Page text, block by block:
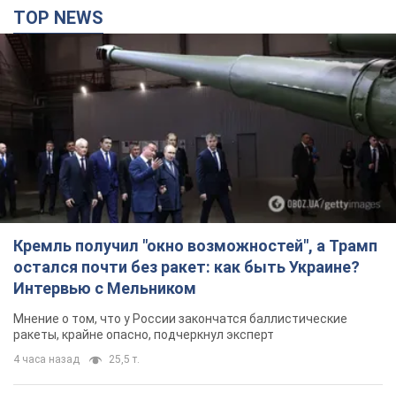
TOP NEWS
Кремль получил "окно возможностей", а Трамп
остался почти без ракет: как быть Украине?
Интервью с Мельником
Мнение о том, что у России закончатся баллистические
ракеты, крайне опасно, подчеркнул эксперт
4 часа назад 25,5 т.